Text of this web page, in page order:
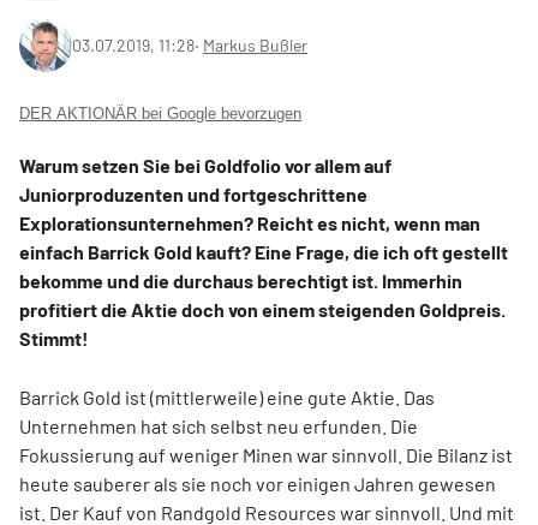
03.07.2019, 11:28‧ Markus Bußler
DER AKTIONÄR bei Google bevorzugen
Warum setzen Sie bei Goldfolio vor allem auf
Juniorproduzenten und fortgeschrittene
Explorationsunternehmen? Reicht es nicht, wenn man
einfach Barrick Gold kauft? Eine Frage, die ich oft gestellt
bekomme und die durchaus berechtigt ist. Immerhin
profitiert die Aktie doch von einem steigenden Goldpreis.
Stimmt!
Barrick Gold ist (mittlerweile) eine gute Aktie. Das
Unternehmen hat sich selbst neu erfunden. Die
Fokussierung auf weniger Minen war sinnvoll. Die Bilanz ist
heute sauberer als sie noch vor einigen Jahren gewesen
ist. Der Kauf von Randgold Resources war sinnvoll. Und mit